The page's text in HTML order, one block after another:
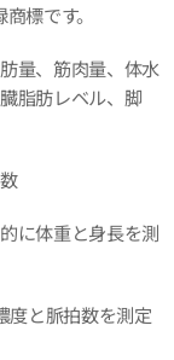
標です。
量、筋肉量、体水
脂肪レベル、脚
に体重と身長を測
と脈拍数を測定